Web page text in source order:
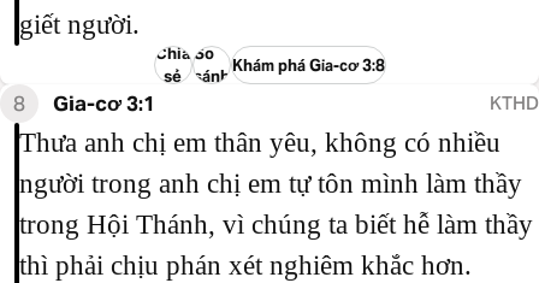
giết người.
Chia
sẻ
So
sánh
Khám phá Gia-cơ 3:8
8 Gia-cơ 3:1 KTHD
Thưa anh chị em thân yêu, không có nhiều
người trong anh chị em tự tôn mình làm thầy
trong Hội Thánh, vì chúng ta biết hễ làm thầy
thì phải chịu phán xét nghiêm khắc hơn.